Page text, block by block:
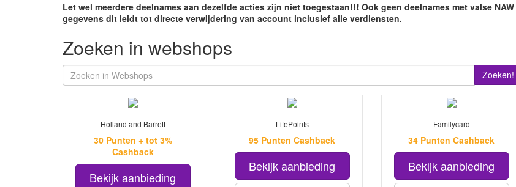
Let wel meerdere deelnames aan dezelfde acties zijn niet toegestaan!!! Ook geen deelnames met valse NAW
gegevens dit leidt tot directe verwijdering van account inclusief alle verdiensten.
Zoeken in webshops
Zoeken!
Holland and Barrett
30 Punten + tot 3%
Cashback
Bekijk aanbieding
LifePoints
95 Punten Cashback
Bekijk aanbieding
Familycard
34 Punten Cashback
Bekijk aanbieding